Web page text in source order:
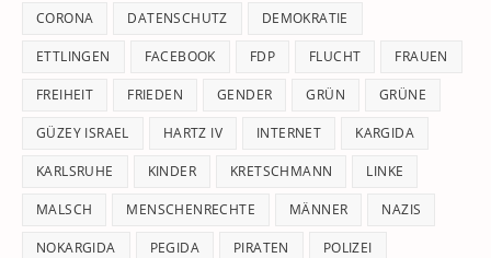
CORONA DATENSCHUTZ DEMOKRATIE
ETTLINGEN FACEBOOK FDP FLUCHT FRAUEN
FREIHEIT FRIEDEN GENDER GRÜN GRÜNE
GÜZEY ISRAEL HARTZ IV INTERNET KARGIDA
KARLSRUHE KINDER KRETSCHMANN LINKE
MALSCH MENSCHENRECHTE MÄNNER NAZIS
NOKARGIDA PEGIDA PIRATEN POLIZEI